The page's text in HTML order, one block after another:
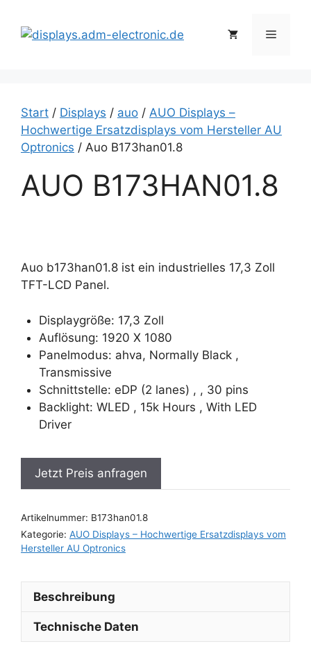
Inhalt
springen
Menü
Start / Displays / auo / AUO Displays –
Hochwertige Ersatzdisplays vom Hersteller AU
Optronics / Auo B173han01.8
AUO B173HAN01.8
Auo b173han01.8 ist ein industrielles 17,3 Zoll
TFT-LCD Panel.
Displaygröße: 17,3 Zoll
Auflösung: 1920 X 1080
Panelmodus: ahva, Normally Black ,
Transmissive
Schnittstelle: eDP (2 lanes) , , 30 pins
Backlight: WLED , 15k Hours , With LED
Driver
Jetzt Preis anfragen
Artikelnummer: B173han01.8
Kategorie: AUO Displays – Hochwertige Ersatzdisplays vom
Hersteller AU Optronics
Beschreibung
Technische Daten